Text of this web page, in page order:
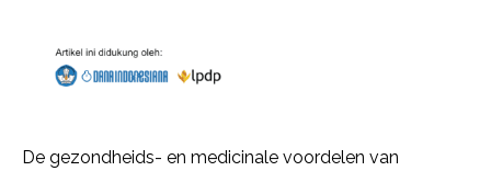
De gezondheids- en medicinale voordelen van